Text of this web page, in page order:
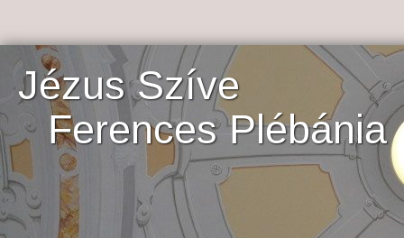
Jézus Szíve
Ferences Plébánia